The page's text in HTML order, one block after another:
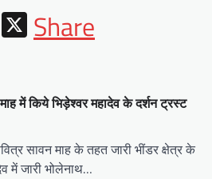
Reddit
X
Share
में किये भिड़ेश्वर महादेव के दर्शन ट्रस्ट
सावन माह के तहत जारी भींडर क्षेत्र के
में जारी भोलेनाथ…